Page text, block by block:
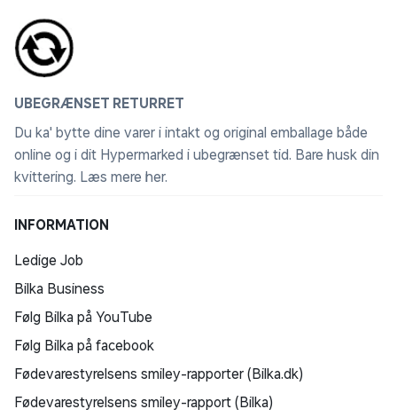
UBEGRÆNSET RETURRET
Du ka' bytte dine varer i intakt og original emballage både
online og i dit Hypermarked i ubegrænset tid. Bare husk din
kvittering. Læs mere her.
INFORMATION
Ledige Job
Bilka Business
Følg Bilka på YouTube
Følg Bilka på facebook
Fødevarestyrelsens smiley-rapporter (Bilka.dk)
Fødevarestyrelsens smiley-rapport (Bilka)